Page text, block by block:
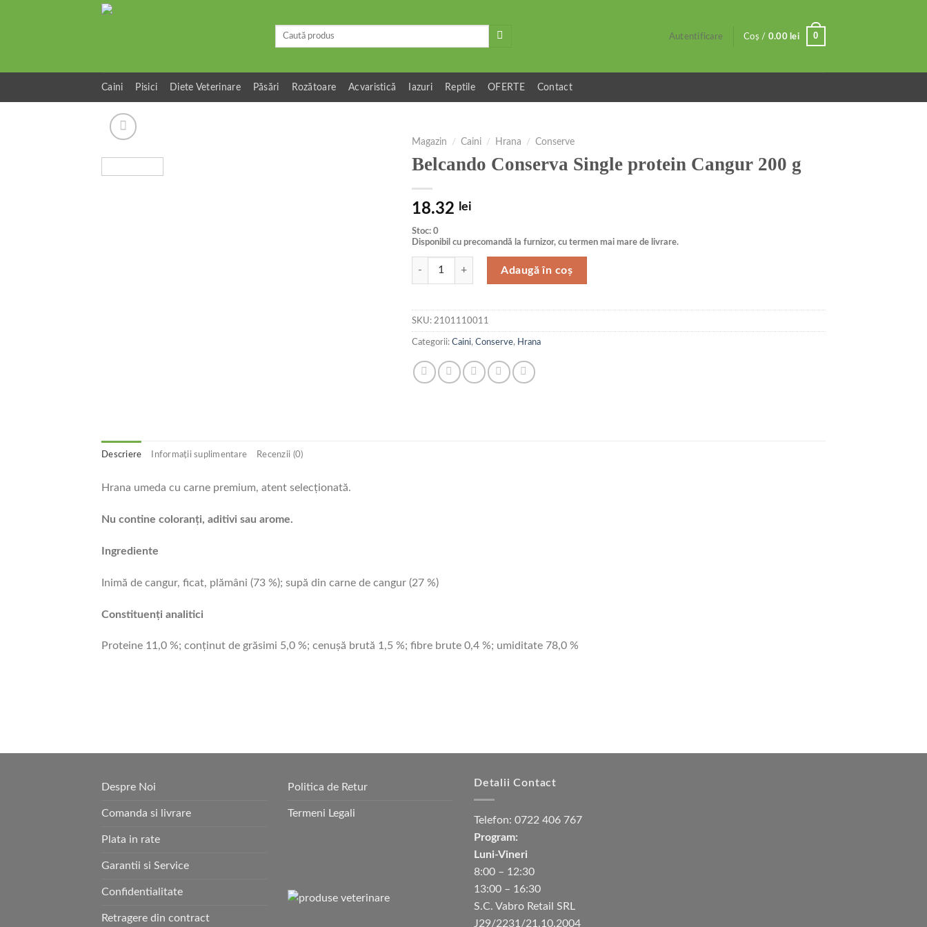
Caută
Autentificare Coș / 0.00 lei 0
Caini Pisici Diete Veterinare Păsări Rozătoare Acvaristică Iazuri Reptile OFERTE Contact
Magazin / Caini / Hrana / Conserve
Belcando Conserva Single protein Cangur 200 g
18.32 lei
Stoc: 0
Disponibil cu precomandă la furnizor, cu termen mai mare de livrare.
Cantitate Belcando Conserva Single protein Cangur 200 g
Adaugă în coș
SKU: 2101110011
Categorii: Caini, Conserve, Hrana
Descriere Informații suplimentare Recenzii (0)
Hrana umeda cu carne premium, atent selecţionată.
Nu contine coloranţi, aditivi sau arome.
Ingrediente
Inimă de cangur, ficat, plămâni (73 %); supă din carne de cangur (27 %)
Constituenți analitici
Proteine 11,0 %; conţinut de grăsimi 5,0 %; cenuşă brută 1,5 %; fibre brute 0,4 %; umiditate 78,0 %
Despre Noi
Comanda si livrare
Plata in rate
Garantii si Service
Confidentialitate
Retragere din contract
Politica de Retur
Termeni Legali
Detalii Contact
Telefon: 0722 406 767
Program:
Luni-Vineri
8:00 – 12:30
13:00 – 16:30
S.C. Vabro Retail SRL
J29/2231/21.10.2004